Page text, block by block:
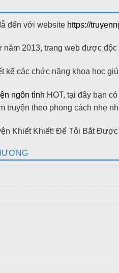
đến với website https://
2013, trang web được
kế các chức năng khoa học
ngôn tình HOT, tại đây bạn
truyện theo phong cách nhẹ
Khiết Khiết! Để Tôi Bắt